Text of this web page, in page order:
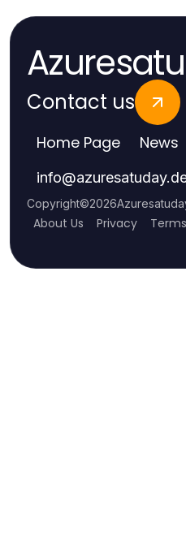
Contact us
Home Page News
info@
Copyright©2026
About Us Privacy Terms